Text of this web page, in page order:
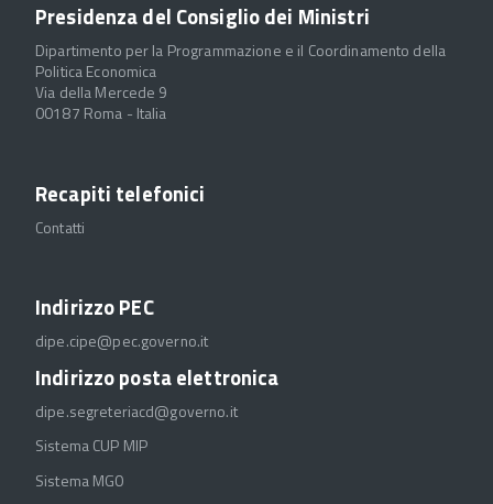
Presidenza del Consiglio dei Ministri
Dipartimento per la Programmazione e il Coordinamento della
Politica Economica
Via della Mercede 9
00187 Roma - Italia
Recapiti telefonici
Contatti
Indirizzo PEC
dipe.cipe@pec.governo.it
Indirizzo posta elettronica
dipe.segreteriacd@governo.it
Sistema CUP MIP
Sistema MGO